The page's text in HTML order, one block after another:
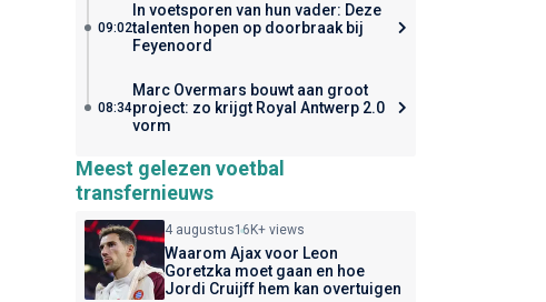
09:02
In voetsporen van hun vader: Deze
talenten hopen op doorbraak bij
Feyenoord
08:34
Marc Overmars bouwt aan groot
project: zo krijgt Royal Antwerp 2.0
vorm
Meest gelezen voetbal
transfernieuws
4 augustus16K+ views
Waarom Ajax voor Leon
Goretzka moet gaan en hoe
Jordi Cruijff hem kan overtuigen